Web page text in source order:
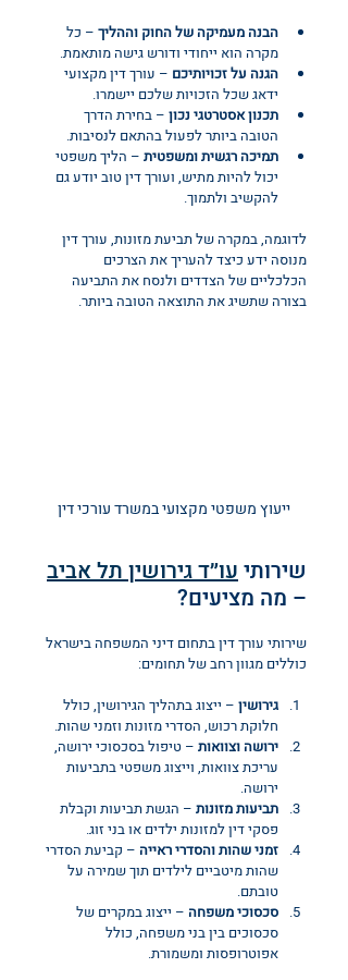
הבנה מעמיקה של החוק וההליך – כל
מקרה הוא ייחודי ודורש גישה מותאמת.
הגנה על זכויותיכם – עורך דין מקצועי
ידאג שכל הזכויות שלכם יישמרו.
תכנון אסטרטגי נכון – בחירת הדרך
הטובה ביותר לפעול בהתאם לנסיבות.
תמיכה רגשית ומשפטית – הליך משפטי
יכול להיות מתיש, ועורך דין טוב יודע גם
להקשיב ולתמוך.
לדוגמה, במקרה של תביעת מזונות, עורך דין
מנוסה ידע כיצד להעריך את הצרכים
הכלכליים של הצדדים ולנסח את התביעה
בצורה שתשיג את התוצאה הטובה ביותר.
ייעוץ משפטי מקצועי במשרד עורכי דין
שירותי עו״ד גירושין תל אביב
– מה מציעים?
שירותי עורך דין בתחום דיני המשפחה בישראל
כוללים מגוון רחב של תחומים:
גירושין – ייצוג בתהליך הגירושין, כולל
חלוקת רכוש, הסדרי מזונות וזמני שהות.
ירושה וצוואות – טיפול בסכסוכי ירושה,
עריכת צוואות, וייצוג משפטי בתביעות
ירושה.
תביעות מזונות – הגשת תביעות וקבלת
פסקי דין למזונות ילדים או בני זוג.
זמני שהות והסדרי ראייה – קביעת הסדרי
שהות מיטביים לילדים תוך שמירה על
טובתם.
סכסוכי משפחה – ייצוג במקרים של
סכסוכים בין בני משפחה, כולל
אפוטרופסות ומשמורת.